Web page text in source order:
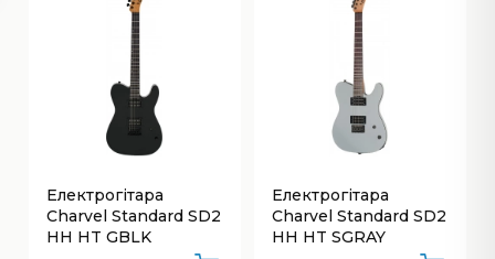
Електрогітара
Charvel Standard SD2
HH HT GBLK
Електрогітара
Charvel Standard SD2
HH HT SGRAY